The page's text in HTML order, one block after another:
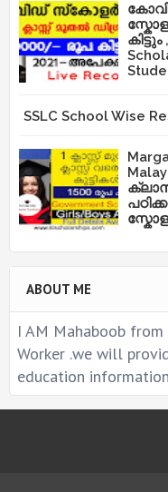
SSLC School Wise
ABOUT ME
I AM Mahaboob
Worker .we will
education information